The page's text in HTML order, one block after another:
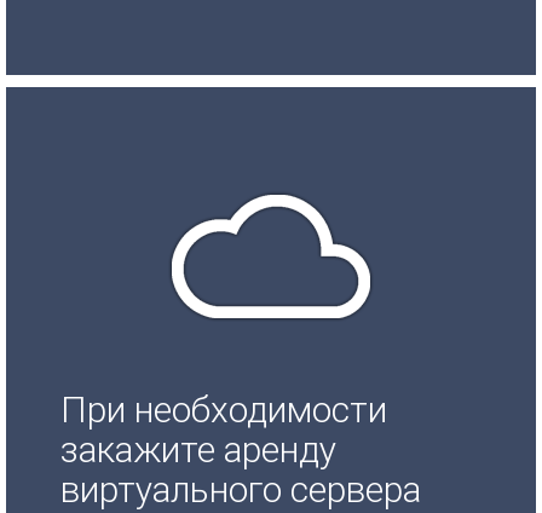
При необходимости
закажите аренду
виртуального сервера